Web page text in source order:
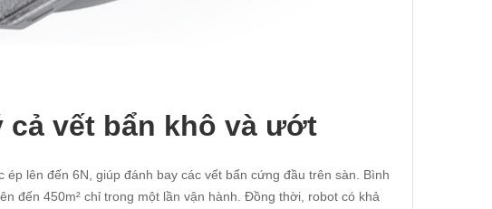
cả vết bẩn khô và ướt
lên đến 6N, giúp đánh bay các vết bẩn cứng đầu trên sàn. Bình
đến 450m² chỉ trong một lần vận hành. Đồng thời, robot có khả